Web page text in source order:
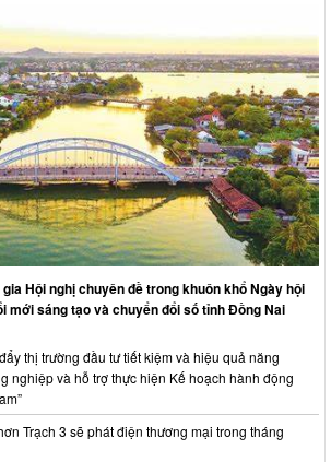
Hội nghị chuyên đề trong khuôn khổ Ngày hội
mới sáng tạo và chuyển đổi số tỉnh Đồng Nai
thị trường đầu tư tiết kiệm và hiệu quả năng
nghiệp và hỗ trợ thực hiện Kế hoạch hành động
Trạch 3 sẽ phát điện thương mại trong tháng